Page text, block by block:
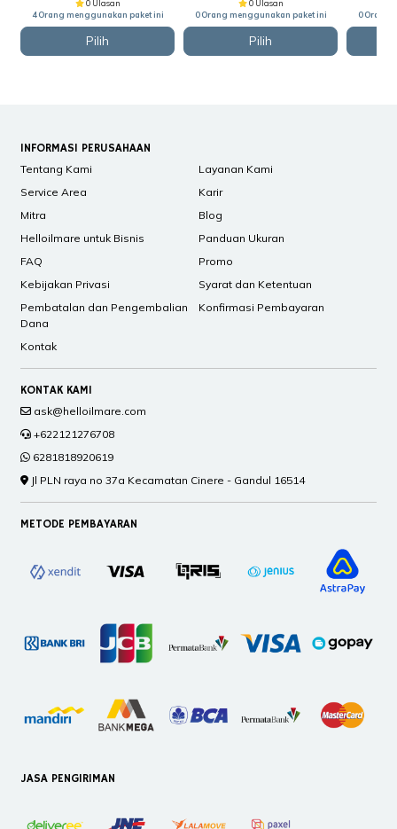
0 Ulasan
4 Orang menggunakan paket ini
Pilih
0 Ulasan
0 Orang menggunakan paket ini
Pilih
0 Orang
INFORMASI PERUSAHAAN
Tentang Kami
Layanan Kami
Service Area
Karir
Mitra
Blog
Helloilmare untuk Bisnis
Panduan Ukuran
FAQ
Promo
Kebijakan Privasi
Syarat dan Ketentuan
Pembatalan dan Pengembalian
Dana
Konfirmasi Pembayaran
Kontak
KONTAK KAMI
ask@helloilmare.com
+622121276708
6281818920619
Jl PLN raya no 37a Kecamatan Cinere - Gandul 16514
METODE PEMBAYARAN
JASA PENGIRIMAN